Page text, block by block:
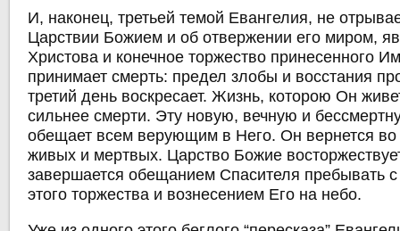
И, наконец, третьей темой Евангелия, не
Царствии Божием и об отвержении его миром,
Христова и конечное торжество принесенного
принимает смерть: предел злобы и восстания
третий день воскресает. Жизнь, которою Он
сильнее смерти. Эту новую, вечную и
обещает всем верующим в Него. Он вернется во
живых и мертвых. Царство Божие
завершается обещанием Спасителя пребывать
этого торжества и вознесением Его на небо.